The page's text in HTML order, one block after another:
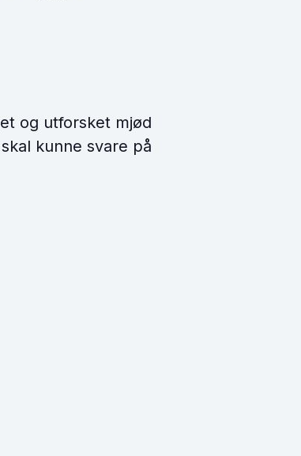
og utforsket mjød
kunne svare på